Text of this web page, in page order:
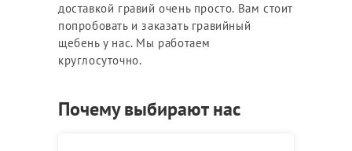
доставкой гравий очень просто. Вам стоит
попробовать и заказать гравийный
щебень у нас. Мы работаем
круглосуточно.
Почему выбирают нас